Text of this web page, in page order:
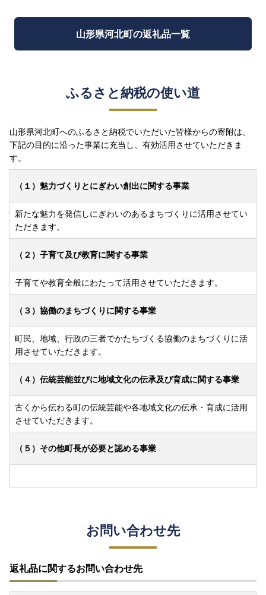
山形県河北町の返礼品一覧
ふるさと納税の使い道
山形県河北町へのふるさと納税でいただいた皆様からの寄附は、
下記の目的に沿った事業に充当し、有効活用させていただきま
す。
（１）魅力づくりとにぎわい創出に関する事業
新たな魅力を発信しにぎわいのあるまちづくりに活用させてい
ただきます。
（２）子育て及び教育に関する事業
子育てや教育全般にわたって活用させていただきます。
（３）協働のまちづくりに関する事業
町民、地域、行政の三者でかたちづくる協働のまちづくりに活
用させていただきます。
（４）伝統芸能並びに地域文化の伝承及び育成に関する事業
古くから伝わる町の伝統芸能や各地域文化の伝承・育成に活用
させていただきます。
（５）その他町長が必要と認める事業
お問い合わせ先
返礼品に関するお問い合わせ先